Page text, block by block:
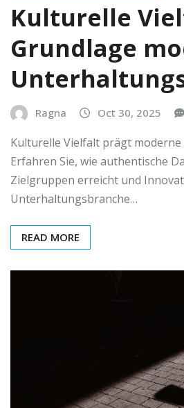
Kulturelle
Grundlage
Ragna Oct 30, 2025
Kulturelle Vielfalt prägt
Erfahren Sie, wie authentische
Zielgruppen erreicht und
Unterhaltungsbranche…
READ MORE